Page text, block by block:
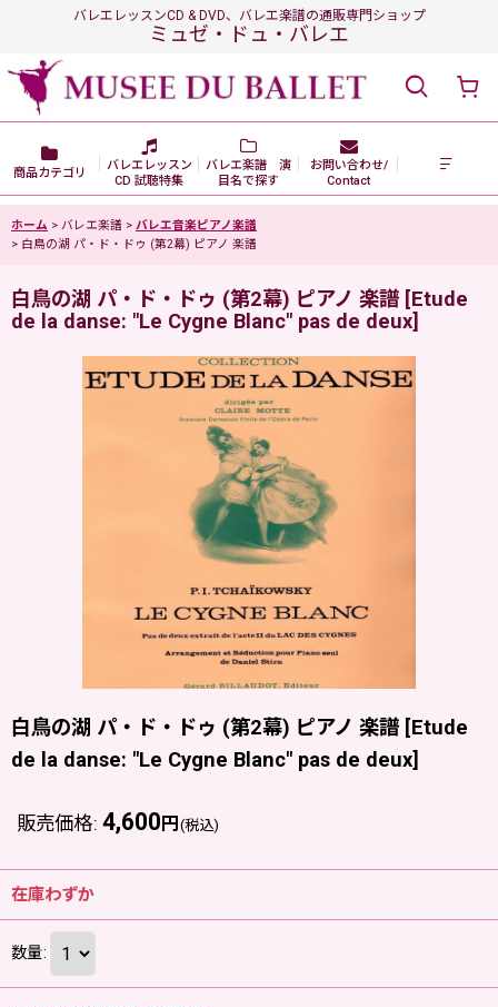
バレエレッスンCD & DVD、バレエ楽譜の通販専門ショップ
ミュゼ・ドュ・バレエ
商品カテゴリ
バレエレッスン
CD 試聴特集
バレエ楽譜 演
目名で探す
お問い合わせ/
Contact
ホーム > バレエ楽譜 > バレエ音楽ピアノ楽譜
> 白鳥の湖 パ・ド・ドゥ (第2幕) ピアノ 楽譜
白鳥の湖 パ・ド・ドゥ (第2幕) ピアノ 楽譜 [Etude
de la danse: "Le Cygne Blanc" pas de deux]
白鳥の湖 パ・ド・ドゥ (第2幕) ピアノ 楽譜 [Etude
de la danse: "Le Cygne Blanc" pas de deux]
販売価格: 4,600 円 (税込)
在庫わずか
数量: